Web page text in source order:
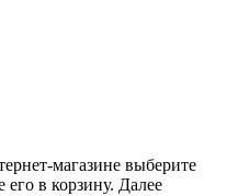
магазине выберите
в корзину. Далее